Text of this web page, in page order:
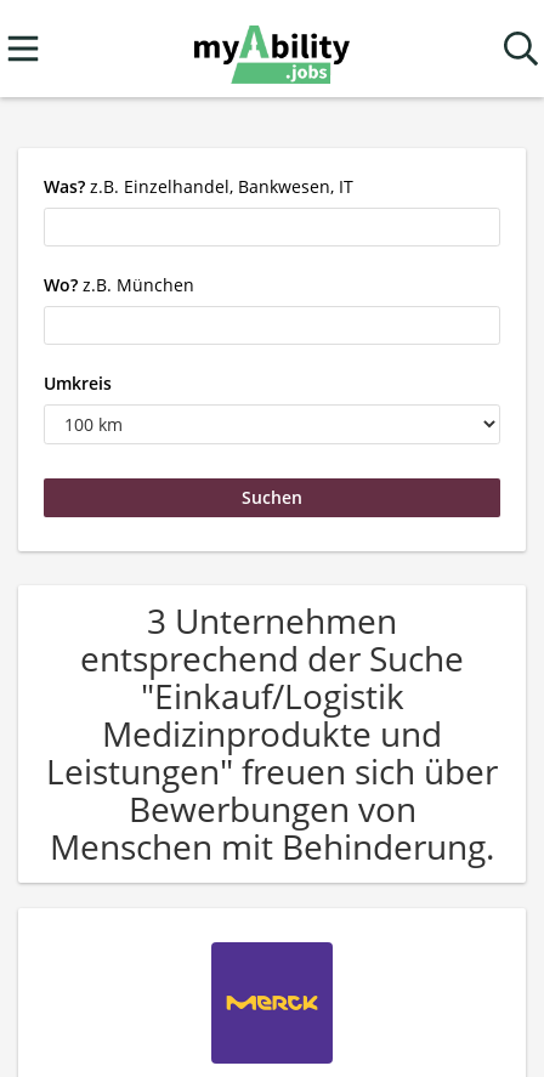
Was? z.B. Einzelhandel, Bankwesen, IT
Wo? z.B. München
Umkreis
3 Unternehmen
entsprechend der Suche
"Einkauf/Logistik
Medizinprodukte und
Leistungen" freuen sich über
Bewerbungen von
Menschen mit Behinderung.